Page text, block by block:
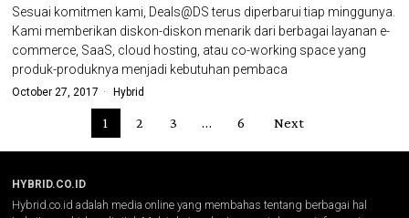
Sesuai komitmen kami, Deals@DS terus diperbarui tiap minggunya.
Kami memberikan diskon-diskon menarik dari berbagai layanan e-
commerce, SaaS, cloud hosting, atau co-working space yang
produk-produknya menjadi kebutuhan pembaca
October 27, 2017 Hybrid
1 2 3 … 6 Next
HYBRID.CO.ID
Hybrid.co.id adalah media online yang membahas tentang berbagai hal